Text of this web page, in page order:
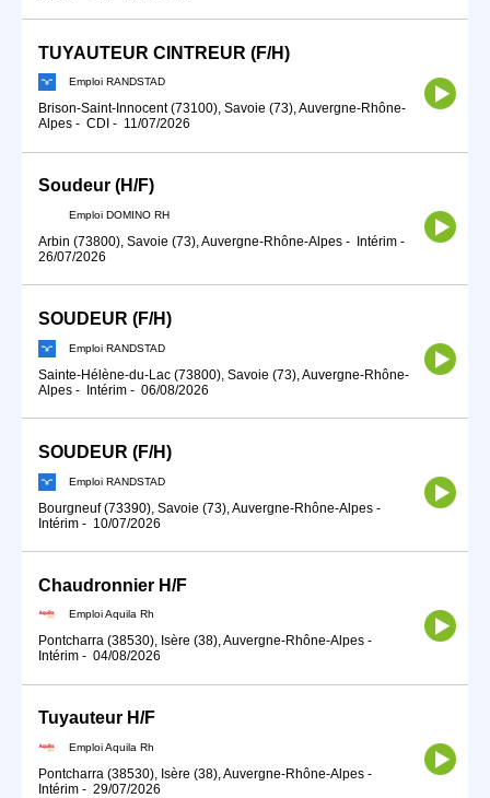
TUYAUTEUR CINTREUR (F/H)
Emploi RANDSTAD
Brison-Saint-Innocent (73100), Savoie (73), Auvergne-Rhône-
Alpes - CDI - 11/07/2026
Soudeur (H/F)
Emploi DOMINO RH
Arbin (73800), Savoie (73), Auvergne-Rhône-Alpes - Intérim -
26/07/2026
SOUDEUR (F/H)
Emploi RANDSTAD
Sainte-Hélène-du-Lac (73800), Savoie (73), Auvergne-Rhône-
Alpes - Intérim - 06/08/2026
SOUDEUR (F/H)
Emploi RANDSTAD
Bourgneuf (73390), Savoie (73), Auvergne-Rhône-Alpes -
Intérim - 10/07/2026
Chaudronnier H/F
Emploi Aquila Rh
Pontcharra (38530), Isère (38), Auvergne-Rhône-Alpes -
Intérim - 04/08/2026
Tuyauteur H/F
Emploi Aquila Rh
Pontcharra (38530), Isère (38), Auvergne-Rhône-Alpes -
Intérim - 29/07/2026